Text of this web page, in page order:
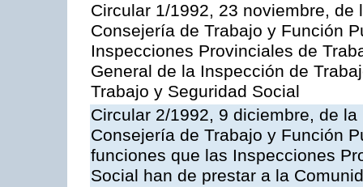
Circular 1/1992, 23 noviembre,
Consejería de Trabajo y Función
Inspecciones Provinciales de
General de la Inspección de
Trabajo y Seguridad Social
Circular 2/1992, 9 diciembre, de
Consejería de Trabajo y Función
funciones que las Inspecciones
Social han de prestar a la